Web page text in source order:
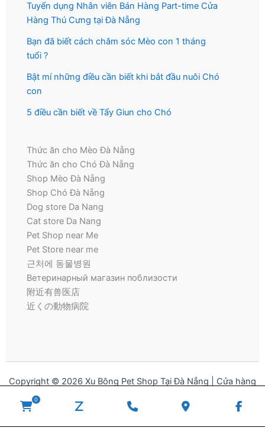
Tuyển dụng Nhân viên Bán Hàng Part-time Cửa
Hàng Thú Cưng tại Đà Nẵng
Bạn đã biết cách chăm sóc Mèo con 1 tháng
tuổi ?
Bật mí những điều cần biết khi bắt đầu nuôi Chó
con
5 điều cần biết về Tẩy Giun cho Chó
Thức ăn cho Mèo Đà Nẵng
Thức ăn cho Chó Đà Nẵng
Shop Mèo Đà Nẵng
Shop Chó Đà Nẵng
Dog store Da Nang
Cat store Da Nang
Pet Shop near Me
Pet Store near me
근처에 동물병원
Ветеринарный магазин поблизости
附近有兽医店
近くの動物病院
Copyright © 2026 Xu Bông Pet Shop Tại Đà Nẵng | Cửa hàng
0
WooCommerce
Cart
Number
Maps